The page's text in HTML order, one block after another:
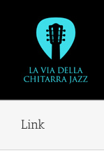
contenuto
Link